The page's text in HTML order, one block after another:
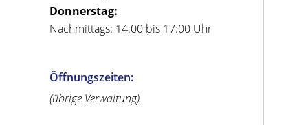
Donnerstag:
Nachmittags: 14:00 bis 17:00 Uhr
Öffnungszeiten:
(übrige Verwaltung)